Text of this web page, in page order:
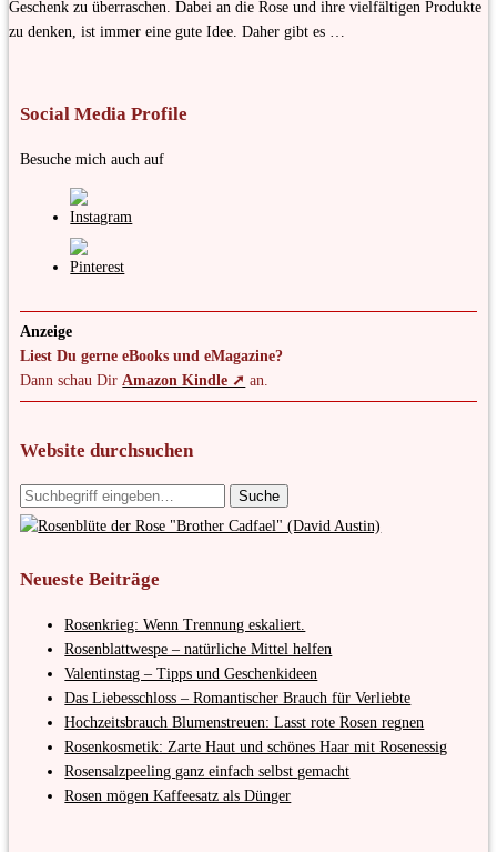
Geschenk zu überraschen. Dabei an die Rose und ihre vielfältigen Produkte
zu denken, ist immer eine gute Idee. Daher gibt es …
Social Media Profile
Besuche mich auch auf
Anzeige
Liest Du gerne eBooks und eMagazine?
Dann schau DirAmazon Kindle ➚ an.
Website durchsuchen
Neueste Beiträge
Rosenkrieg: Wenn Trennung eskaliert.
Rosenblattwespe – natürliche Mittel helfen
Valentinstag – Tipps und Geschenkideen
Das Liebesschloss – Romantischer Brauch für Verliebte
Hochzeitsbrauch Blumenstreuen: Lasst rote Rosen regnen
Rosenkosmetik: Zarte Haut und schönes Haar mit Rosenessig
Rosensalzpeeling ganz einfach selbst gemacht
Rosen mögen Kaffeesatz als Dünger